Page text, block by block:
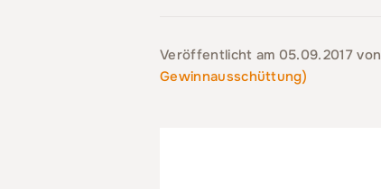
Veröffentlicht am 05.09.2017von
Gewinnausschüttung)